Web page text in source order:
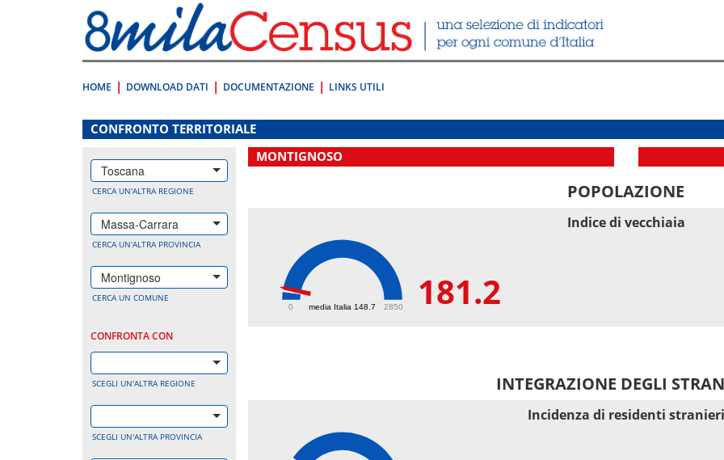
direttamente
a:
Contenuto
HOME DOWNLOAD DATI DOCUMENTAZIONE LINKS UTILI
.
CONFRONTO TERRITORIALE
Toscana
CERCA UN'ALTRA REGIONE
Massa-Carrara
CERCA UN'ALTRA PROVINCIA
Montignoso
CERCA UN COMUNE
CONFRONTA CON
SCEGLI UN'ALTRA REGIONE
SCEGLI UN'ALTRA PROVINCIA
MONTIGNOSO
POPOLAZIONE
media Italia 148.7
0 2850 181.2
Indice di vecchiaia
INTEGRAZIONE DEGLI
Incidenza di residenti stranieri